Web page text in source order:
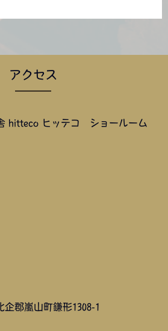
アクセス
hitteco ヒッテコ ショールーム
企郡嵐山町鎌形1308-1